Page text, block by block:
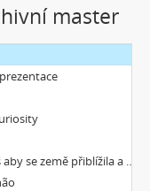
master
a nebe promluvilo s tebou